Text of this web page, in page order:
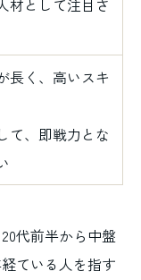
長く、高いスキ
て、即戦力とな
代前半から中盤
ている人を指す